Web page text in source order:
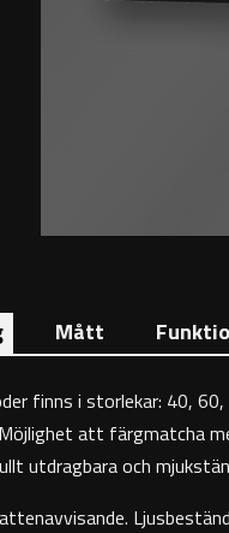
Mått
finns i storlekar: 40,
att färgmatcha
utdragbara och